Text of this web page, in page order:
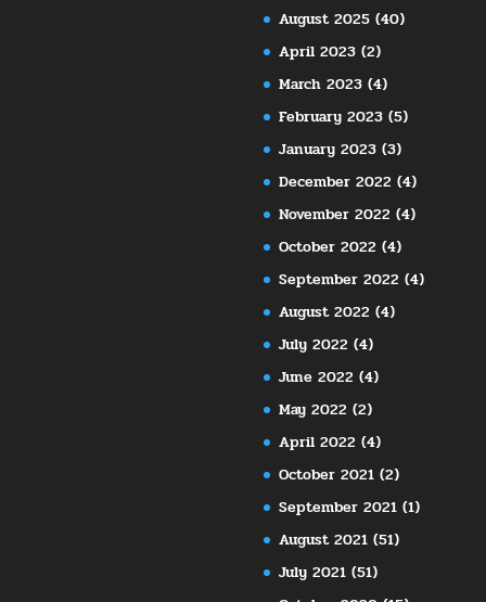
August 2025 (40)
April 2023 (2)
March 2023 (4)
February 2023 (5)
January 2023 (3)
December 2022 (4)
November 2022 (4)
October 2022 (4)
September 2022 (4)
August 2022 (4)
July 2022 (4)
June 2022 (4)
May 2022 (2)
April 2022 (4)
October 2021 (2)
September 2021 (1)
August 2021 (51)
July 2021 (51)